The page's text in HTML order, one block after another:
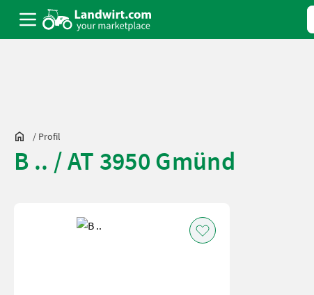
/ Profil
B .. / AT 3950 Gmünd